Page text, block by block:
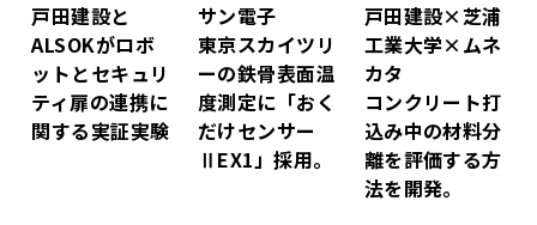
戸田建設と
ALSOKがロボ
ットとセキュリ
ティ扉の連携に
関する実証実験
サン電子
東京スカイツリ
ーの鉄骨表面温
度測定に「おく
だけセンサー
ⅡEX1」採用。
戸田建設×芝浦
工業大学×ムネ
カタ
コンクリート打
込み中の材料分
離を評価する方
法を開発。